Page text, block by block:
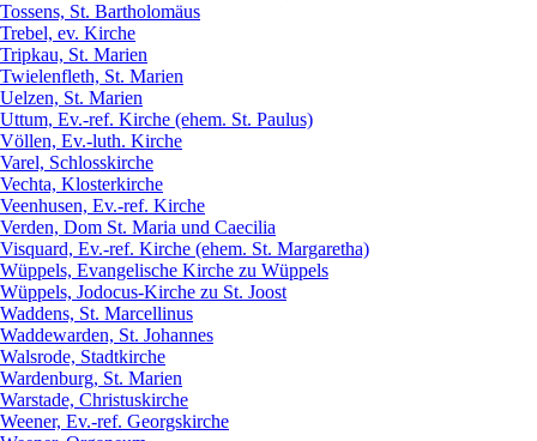
Tossens, St. Bartholomäus
Trebel, ev. Kirche
Tripkau, St. Marien
Twielenfleth, St. Marien
Uelzen, St. Marien
Uttum, Ev.-ref. Kirche (ehem. St. Paulus)
Völlen, Ev.-luth. Kirche
Varel, Schlosskirche
Vechta, Klosterkirche
Veenhusen, Ev.-ref. Kirche
Verden, Dom St. Maria und Caecilia
Visquard, Ev.-ref. Kirche (ehem. St. Margaretha)
Wüppels, Evangelische Kirche zu Wüppels
Wüppels, Jodocus-Kirche zu St. Joost
Waddens, St. Marcellinus
Waddewarden, St. Johannes
Walsrode, Stadtkirche
Wardenburg, St. Marien
Warstade, Christuskirche
Weener, Ev.-ref. Georgskirche